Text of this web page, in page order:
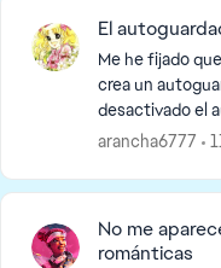
El
Me he fijado
crea un
desactivado el
los
arancha6777
No me
románticas